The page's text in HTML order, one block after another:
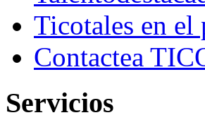
Ticotales en el
Contactea
Servicios